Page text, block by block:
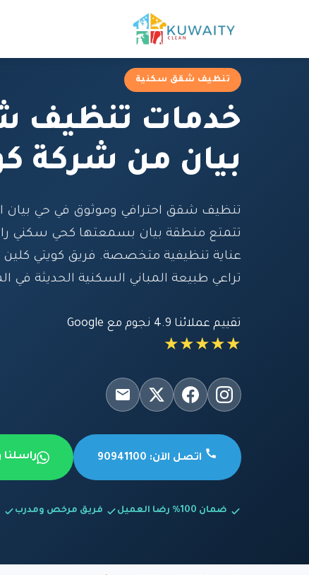
تنظيف شقق سكنية
خدمات تنظيف
بيان من شركة
تنظيف شقق احترافي وموثوق في حي بيان
تتمتع منطقة بيان بسمعتها كحي سكني
عناية تنظيفية متخصصة. فريق كويتي
تراعي طبيعة المباني السكنية الحديثة في
تقييم عملائنا 4.9 نجوم مع Google
★★★★★
اتصل الآن: 90941100
ضمان 100% رضا العميل فريق مرخص ومدرب